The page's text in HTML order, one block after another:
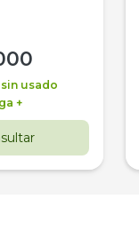
usado
+